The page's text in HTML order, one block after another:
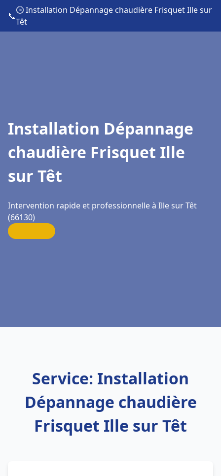
📞
🕒 Installation Dépannage chaudière Frisquet Ille sur
Têt
Installation Dépannage
chaudière Frisquet Ille
sur Têt
Intervention rapide et professionnelle à Ille sur Têt
(66130)
Service: Installation
Dépannage chaudière
Frisquet Ille sur Têt